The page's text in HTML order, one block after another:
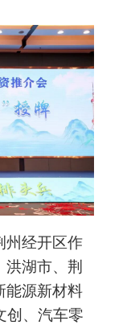
州经开区作
湖市、荆
能源新材料
创、汽车零